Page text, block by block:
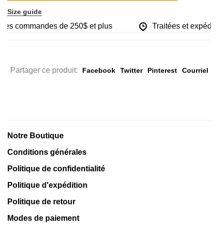
Size guide
commandes de 250$ et plus Traitées et
Partager ce produit: Facebook Twitter Pinterest Courriel
Notre Boutique
Conditions générales
Politique de confidentialité
Politique d'expédition
Politique de retour
Modes de paiement